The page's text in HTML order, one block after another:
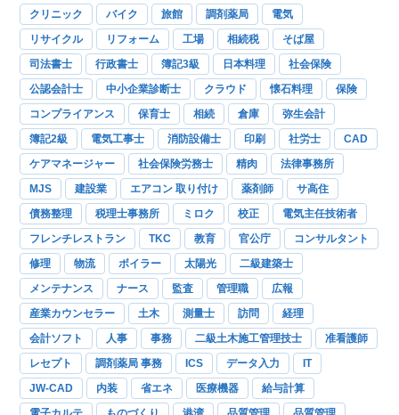
クリニック
バイク 旅館 調剤薬局
電気
リサイクル
リフォーム 工場 相続税
そば屋
司法書士
行政書士 簿記3級 日本料理
社会保険
公認会計士
中小企業診断士 クラウド 懐石料理
保険
コンプライアンス
保育士 相続 倉庫
弥生会計
簿記2級
電気工事士 消防設備士 印刷 社労士
CAD
ケアマネージャー
社会保険労務士 精肉
法律事務所
MJS
建設業 エアコン 取り付け 薬剤師
サ高住
債務整理
税理士事務所 ミロク 校正
電気主任技術者
フレンチレストラン
TKC 教育 官公庁
コンサルタント
修理
物流 ボイラー 太陽光
二級建築士
メンテナンス
ナース 監査 管理職
広報
産業カウンセラー
土木 測量士 訪問
経理
会計ソフト
人事 事務 二級土木施工管理技士
准看護師
レセプト
調剤薬局 事務 ICS データ入力
IT
JW-CAD
内装 省エネ 医療機器
給与計算